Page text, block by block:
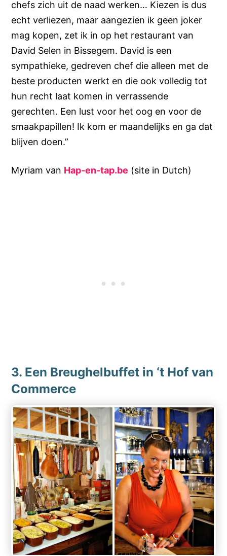
chefs zich uit de naad werken… Kiezen is dus
echt verliezen, maar aangezien ik geen joker
mag kopen, zet ik in op het restaurant van
David Selen in Bissegem. David is een
sympathieke, gedreven chef die alleen met de
beste producten werkt en die ook volledig tot
hun recht laat komen in verrassende
gerechten. Een lust voor het oog en voor de
smaakpapillen! Ik kom er maandelijks en ga dat
blijven doen.”
Myriam van Hap-en-tap.be (site in Dutch)
3. Een Breughelbuffet in ‘t Hof van
Commerce